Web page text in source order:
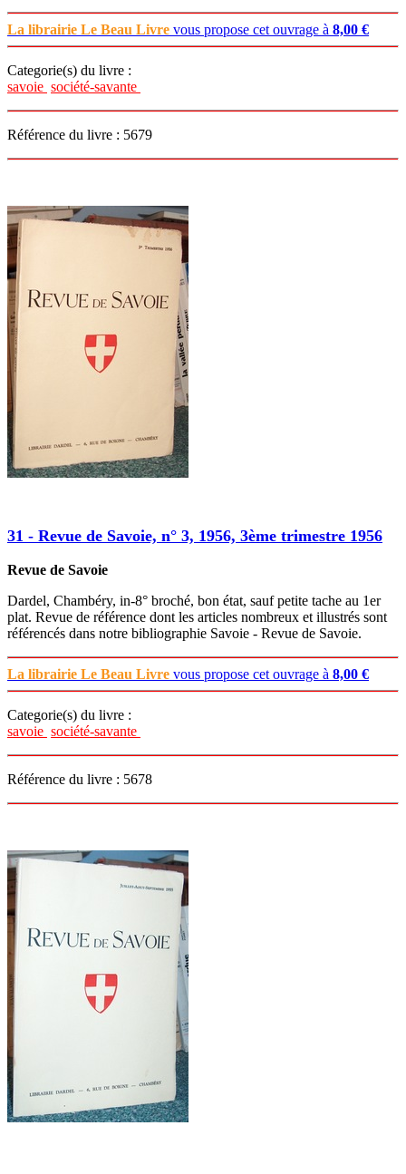
La librairie Le Beau Livre vous propose cet ouvrage à 8,00 €
Categorie(s) du livre :
savoie société-savante
Référence du livre : 5679
31 - Revue de Savoie, n° 3, 1956, 3ème trimestre 1956
Revue de Savoie
Dardel, Chambéry, in-8° broché, bon état, sauf petite tache au 1er
plat. Revue de référence dont les articles nombreux et illustrés sont
référencés dans notre bibliographie Savoie - Revue de Savoie.
La librairie Le Beau Livre vous propose cet ouvrage à 8,00 €
Categorie(s) du livre :
savoie société-savante
Référence du livre : 5678